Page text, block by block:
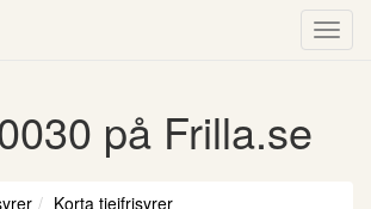
på Frilla.se
Korta tjejfrisyrer